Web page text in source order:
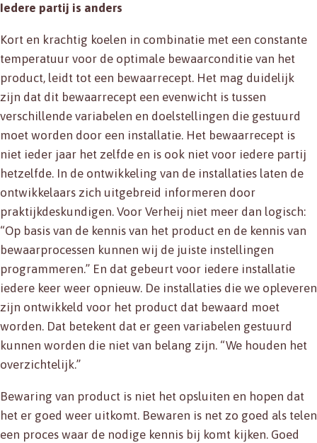
Iedere partij is anders
Kort en krachtig koelen in combinatie met een constante
temperatuur voor de optimale bewaarconditie van het
product, leidt tot een bewaarrecept. Het mag duidelijk
zijn dat dit bewaarrecept een evenwicht is tussen
verschillende variabelen en doelstellingen die gestuurd
moet worden door een installatie. Het bewaarrecept is
niet ieder jaar het zelfde en is ook niet voor iedere partij
hetzelfde. In de ontwikkeling van de installaties laten de
ontwikkelaars zich uitgebreid informeren door
praktijkdeskundigen. Voor Verheij niet meer dan logisch:
“Op basis van de kennis van het product en de kennis van
bewaarprocessen kunnen wij de juiste instellingen
programmeren.” En dat gebeurt voor iedere installatie
iedere keer weer opnieuw. De installaties die we opleveren
zijn ontwikkeld voor het product dat bewaard moet
worden. Dat betekent dat er geen variabelen gestuurd
kunnen worden die niet van belang zijn. “We houden het
overzichtelijk.”
Bewaring van product is niet het opsluiten en hopen dat
het er goed weer uitkomt. Bewaren is net zo goed als telen
een proces waar de nodige kennis bij komt kijken. Goed